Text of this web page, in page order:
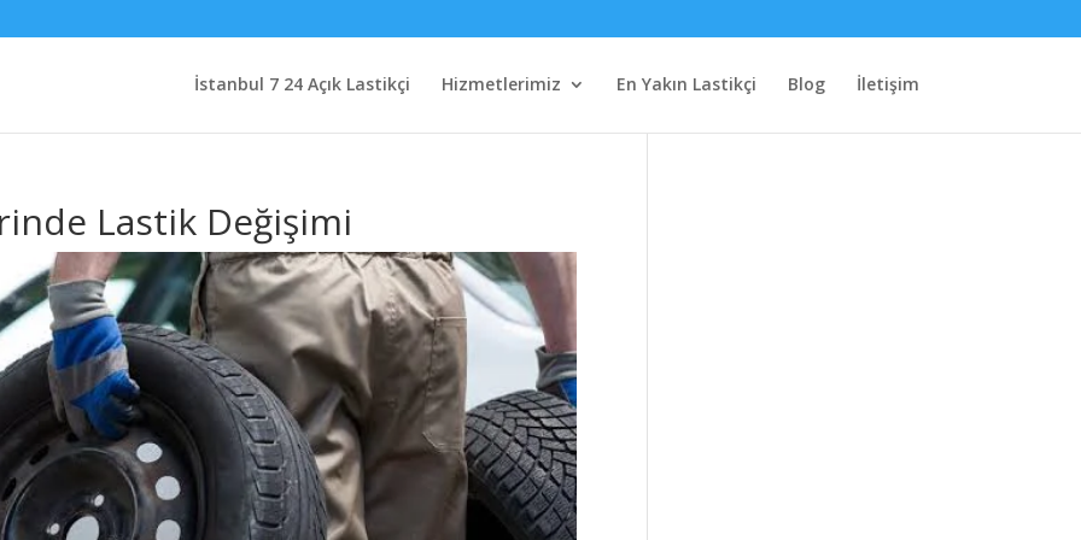
İstanbul 7 24 Açık Lastikçi Hizmetlerimiz En Yakın Lastikçi Blog İletişim
Lastik Değişimi